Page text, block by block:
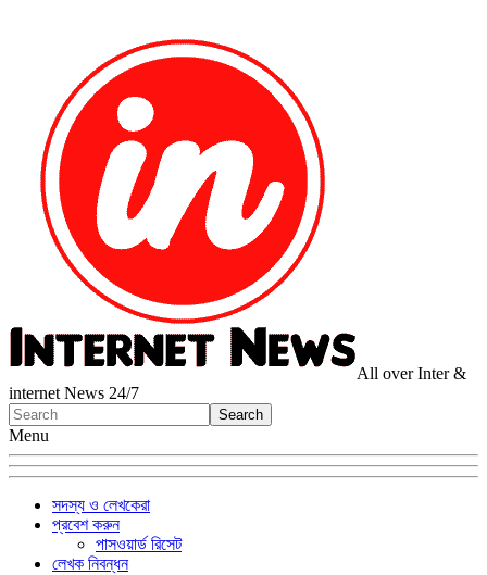
All over Inter &
internet News 24/7
Menu
সদস্য ও লেখকেরা
প্রবেশ করুন
পাসওয়ার্ড রিসেট
লেখক নিবন্ধন